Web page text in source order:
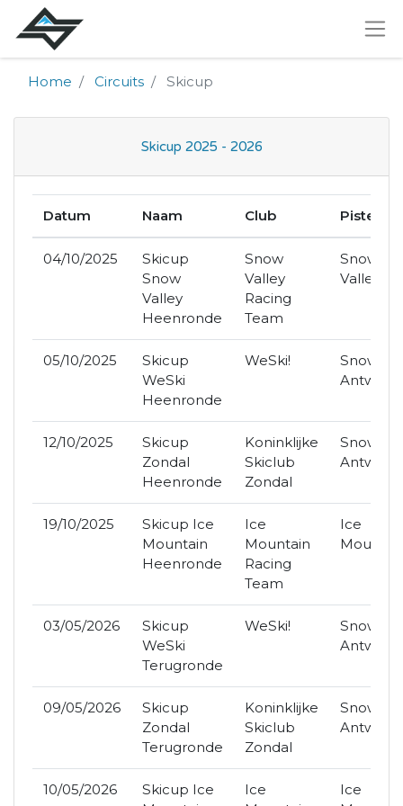
Home Circuits Skicup
Skicup 2025 - 2026
Datum Naam Club Piste
04/10/2025
Skicup
Snow
Valley
Heenronde
Snow
Valley
Racing
Team
Snow
Valley
05/10/2025
Skicup
WeSki
Heenronde
WeSki!
12/10/2025
Skicup
Zondal
Heenronde
Koninklijke
Skiclub
Zondal
19/10/2025
Skicup Ice
Mountain
Heenronde
Ice
Mountain
Racing
Team
Ice
03/05/2026
Skicup
WeSki
Terugronde
WeSki!
09/05/2026
Skicup
Zondal
Terugronde
Koninklijke
Skiclub
Zondal
10/05/2026
Skicup Ice
Ice
Ice